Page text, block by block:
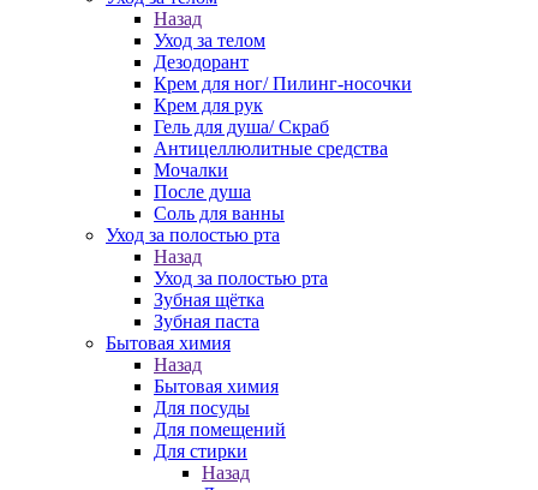
Назад
Уход за телом
Дезодорант
Крем для ног/ Пилинг-носочки
Крем для рук
Гель для душа/ Скраб
Антицеллюлитные средства
Мочалки
После душа
Соль для ванны
Уход за полостью рта
Назад
Уход за полостью рта
Зубная щётка
Зубная паста
Бытовая химия
Назад
Бытовая химия
Для посуды
Для помещений
Для стирки
Назад